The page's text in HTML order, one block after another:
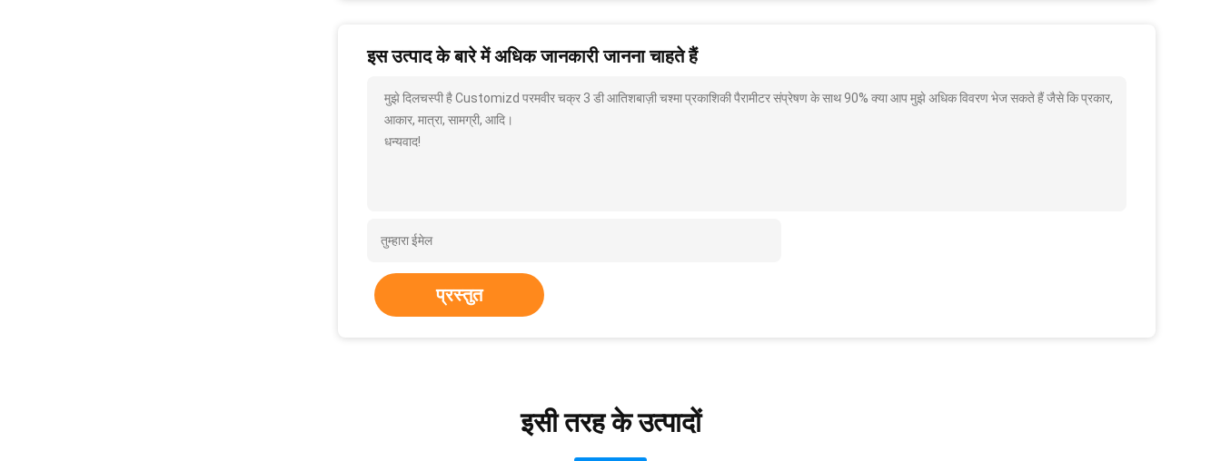
इस उत्पाद के बारे में अधिक जानकारी जानना चाहते हैं
मुझे दिलचस्पी है Customizd परमवीर चक्र 3 डी आतिशबाज़ी चश्मा प्रकाशिकी पैरामीटर संप्रेषण के साथ 90% क्या आप मुझे अधिक विवरण भेज सकते हैं जैसे कि प्रकार,
आकार, मात्रा, सामग्री, आदि।
धन्यवाद!
प्रस्तुत
इसी तरह के उत्पादों